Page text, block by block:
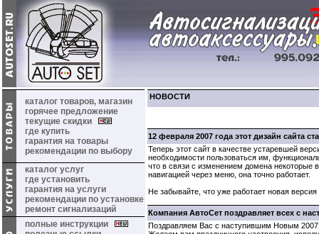
каталог товаров, магазин
горячее предложение
текущие скидки
где купить
гарантия на товары
рекомендации по выбору
каталог услуг
где установить
гарантия на услуги
рекомендации по установке
ремонт сигнализаций
полные инструкции
НОВОСТИ
12 февраля 2007 года этот дизайн сайта
Теперь этот сайт в качестве устаревшей
необходимости пользоваться им,
что в связи с изменением домена некоторые
навигацией через меню, она точно работает.
Не забывайте, что уже работает новая
Компания АвтоСет поздравляет всех с
Поздравляем Вас с наступившим Новым